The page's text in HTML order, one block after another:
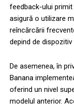
feedback-ului
asigură o utilizare
reîncărcării
depind de
De asemenea, în
Banana
oferind un nivel
modelul anterior.